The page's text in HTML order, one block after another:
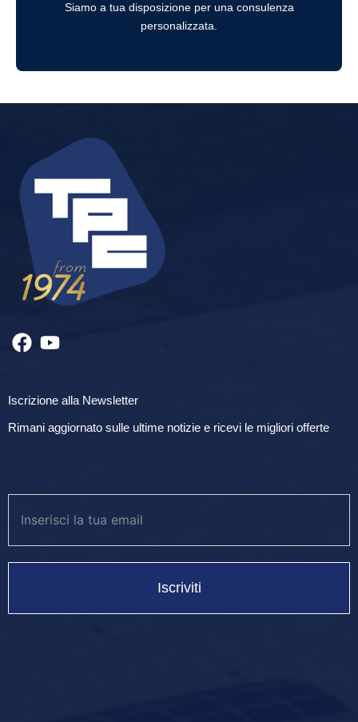
Siamo a tua disposizione per una consulenza
personalizzata.
Iscrizione alla Newsletter
Rimani aggiornato sulle ultime notizie e ricevi le migliori offerte
Iscriviti